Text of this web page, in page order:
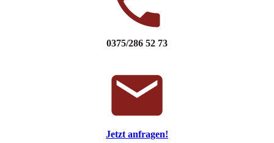
0375/286 52 73
Jetzt anfragen!